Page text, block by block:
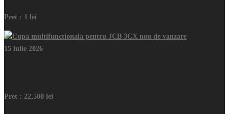
Pret : 1 lei
15 iulie 2026
Pret : 22,500 lei